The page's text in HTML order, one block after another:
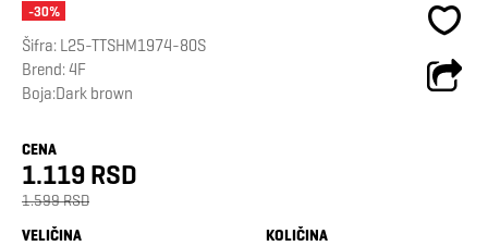
-30%
Šifra: L25-TTSHM1974-80S
Brend:4F
Boja:Dark brown
CENA
1.119 RSD
1.599 RSD
VELIČINA
KOLIČINA